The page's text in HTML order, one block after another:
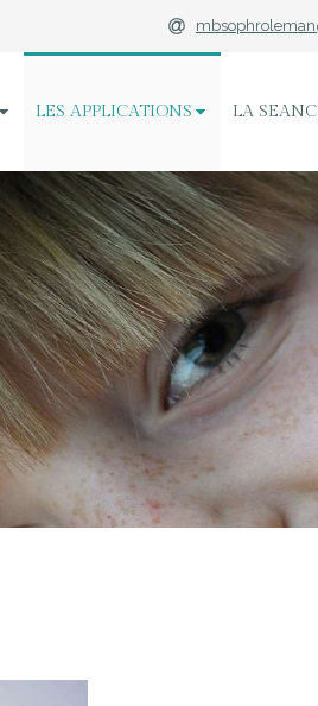
LES APPLICATIONS LA